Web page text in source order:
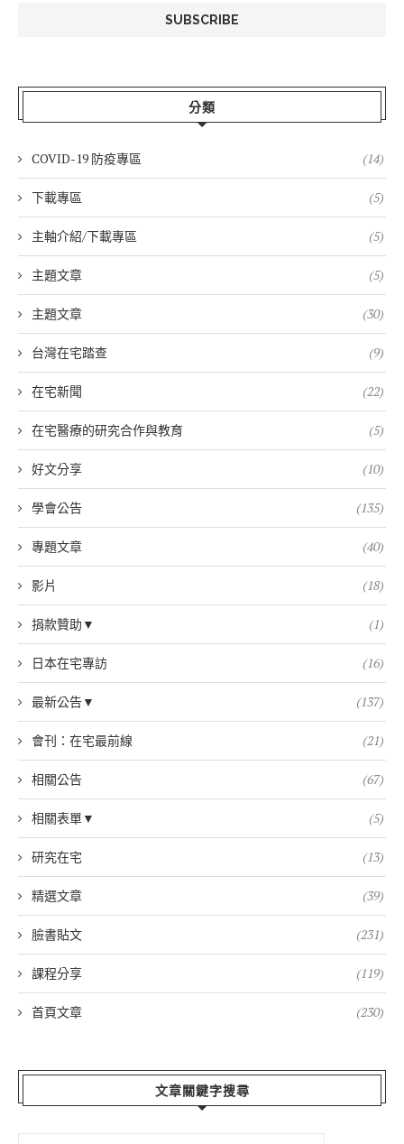
分類
COVID-19 防疫專區 (14)
下載專區 (5)
主軸介紹/下載專區 (5)
主題文章 (5)
主題文章 (30)
台灣在宅踏查 (9)
在宅新聞 (22)
在宅醫療的研究合作與教育 (5)
好文分享 (10)
學會公告 (135)
專題文章 (40)
影片 (18)
捐款贊助▼ (1)
日本在宅專訪 (16)
最新公告▼ (137)
會刊：在宅最前線 (21)
相關公告 (67)
相關表單▼ (5)
研究在宅 (13)
精選文章 (39)
臉書貼文 (231)
課程分享 (119)
首頁文章 (230)
文章關鍵字搜尋